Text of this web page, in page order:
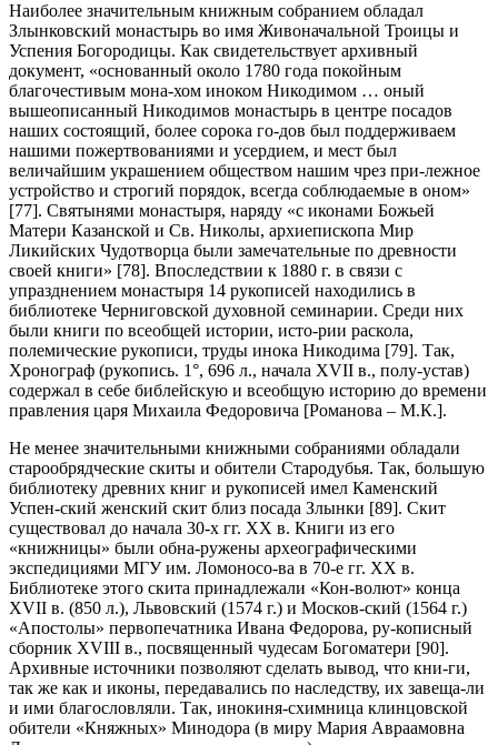
Наиболее значительным книжным собранием обладал
Злынковский монастырь во имя Живоначальной Троицы и
Успения Богородицы. Как свидетельствует архивный
документ, «основанный около 1780 года покойным
благочестивым мона-хом иноком Никодимом … оный
вышеописанный Никодимов монастырь в центре посадов
наших состоящий, более сорока го-дов был поддерживаем
нашими пожертвованиями и усердием, и мест был
величайшим украшением обществом нашим чрез при-лежное
устройство и строгий порядок, всегда соблюдаемые в оном»
[77]. Святынями монастыря, наряду «с иконами Божьей
Матери Казанской и Св. Николы, архиепископа Мир
Ликийских Чудотворца были замечательные по древности
своей книги» [78]. Впоследствии к 1880 г. в связи с
упразднением монастыря 14 рукописей находились в
библиотеке Черниговской духовной семинарии. Среди них
были книги по всеобщей истории, исто-рии раскола,
полемические рукописи, труды инока Никодима [79]. Так,
Хронограф (рукопись. 1°, 696 л., начала XVII в., полу-устав)
содержал в себе библейскую и всеобщую историю до времени
правления царя Михаила Федоровича [Романова – М.К.].
Не менее значительными книжными собраниями обладали
старообрядческие скиты и обители Стародубья. Так, большую
библиотеку древних книг и рукописей имел Каменский
Успен-ский женский скит близ посада Злынки [89]. Скит
существовал до начала 30-х гг. XX в. Книги из его
«книжницы» были обна-ружены археографическими
экспедициями МГУ им. Ломоносо-ва в 70-е гг. XX в.
Библиотеке этого скита принадлежали «Кон-волют» конца
XVII в. (850 л.), Львовский (1574 г.) и Москов-ский (1564 г.)
«Апостолы» первопечатника Ивана Федорова, ру-кописный
сборник XVIII в., посвященный чудесам Богоматери [90].
Архивные источники позволяют сделать вывод, что кни-ги,
так же как и иконы, передавались по наследству, их завеща-ли
и ими благословляли. Так, инокиня-схимница клинцовской
обители «Княжных» Минодора (в миру Мария Авраамовна